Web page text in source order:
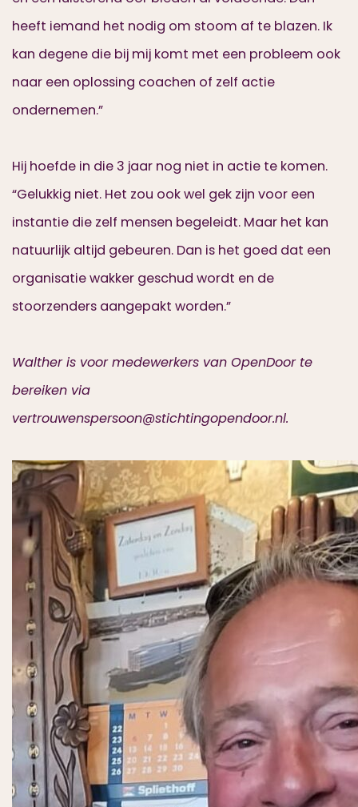
heeft iemand het nodig om stoom af te blazen. Ik
kan degene die bij mij komt met een probleem ook
naar een oplossing coachen of zelf actie
ondernemen.”
Hij hoefde in die 3 jaar nog niet in actie te komen.
“Gelukkig niet. Het zou ook wel gek zijn voor een
instantie die zelf mensen begeleidt. Maar het kan
natuurlijk altijd gebeuren. Dan is het goed dat een
organisatie wakker geschud wordt en de
stoorzenders aangepakt worden.”
Walther is voor medewerkers van OpenDoor te
bereiken via
vertrouwenspersoon@stichtingopendoor.nl.